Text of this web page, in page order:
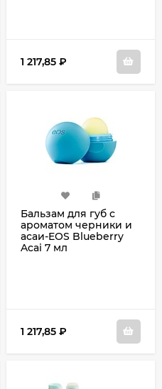
1 217,85 ₽
Бальзам для губ с
ароматом черники и
асаи-EOS Blueberry
Acai 7 мл
1 217,85 ₽